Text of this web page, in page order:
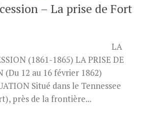
– La prise de Fort
(1861-1865) LA PRISE DE
(Du 12 au 16 février 1862)
Situé dans le Tennessee
près de la frontière...